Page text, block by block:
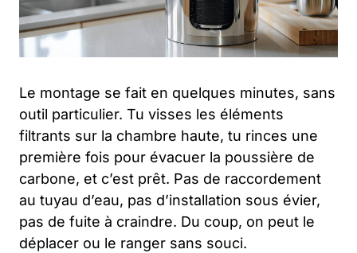
Le montage se fait en quelques minutes, sans
outil particulier. Tu visses les éléments
filtrants sur la chambre haute, tu rinces une
première fois pour évacuer la poussière de
carbone, et c’est prêt. Pas de raccordement
au tuyau d’eau, pas d’installation sous évier,
pas de fuite à craindre. Du coup, on peut le
déplacer ou le ranger sans souci.